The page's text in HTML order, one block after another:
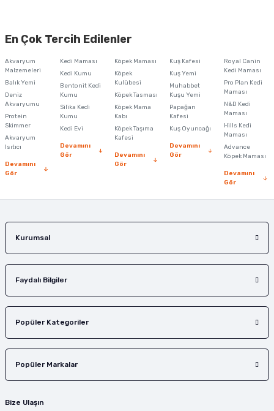
En Çok Tercih Edilenler
Akvaryum
Malzemeleri
Balık Yemi
Deniz
Akvaryumu
Protein
Skimmer
Akvaryum
Isıtıcı
Devamını
Gör
Kedi Maması
Kedi Kumu
Bentonit Kedi
Kumu
Silika Kedi
Kumu
Kedi Evi
Devamını
Gör
Köpek Maması
Köpek
Kulübesi
Köpek Tasması
Köpek Mama
Kabı
Köpek Taşıma
Kafesi
Devamını
Gör
Kuş Kafesi
Kuş Yemi
Muhabbet
Kuşu Yemi
Papağan
Kafesi
Kuş Oyuncağı
Devamını
Gör
Royal Canin
Kedi Maması
Pro Plan Kedi
Maması
N&D Kedi
Maması
Hills Kedi
Maması
Advance
Köpek Maması
Devamını
Gör
Kurumsal
Faydalı Bilgiler
Popüler Kategoriler
Popüler Markalar
Bize Ulaşın